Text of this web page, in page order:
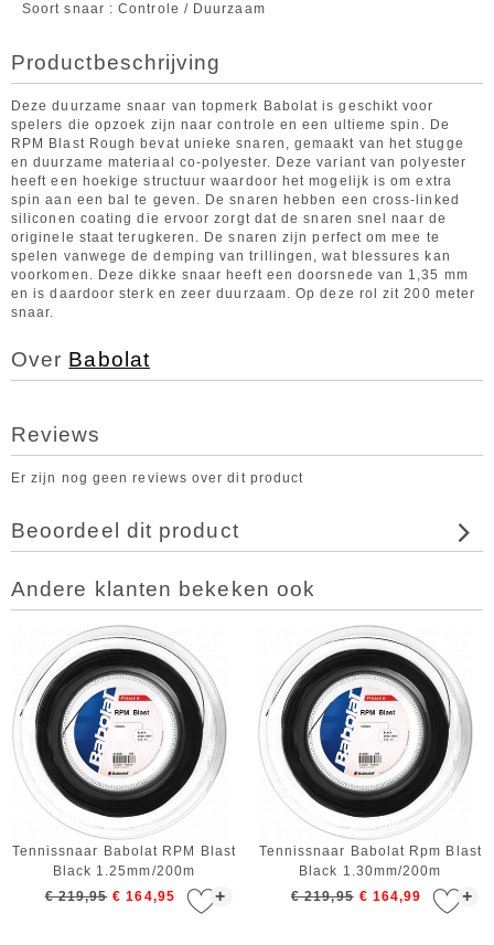
Soort snaar Controle / Duurzaam
Productbeschrijving
Deze duurzame snaar van topmerk Babolat is geschikt voor
spelers die opzoek zijn naar controle en een ultieme spin. De
RPM Blast Rough bevat unieke snaren, gemaakt van het stugge
en duurzame materiaal co-polyester. Deze variant van polyester
heeft een hoekige structuur waardoor het mogelijk is om extra
spin aan een bal te geven. De snaren hebben een cross-linked
siliconen coating die ervoor zorgt dat de snaren snel naar de
originele staat terugkeren. De snaren zijn perfect om mee te
spelen vanwege de demping van trillingen, wat blessures kan
voorkomen. Deze dikke snaar heeft een doorsnede van 1,35 mm
en is daardoor sterk en zeer duurzaam. Op deze rol zit 200 meter
snaar.
Over Babolat
Reviews
Er zijn nog geen reviews over dit product
Beoordeel dit product
Andere klanten bekeken ook
+
Tennissnaar Babolat RPM Blast
Black 1.25mm/200m
€ 219,95 € 164,95 +
Tennissnaar Babolat Rpm Blast
Black 1.30mm/200m
€ 219,95 € 164,99